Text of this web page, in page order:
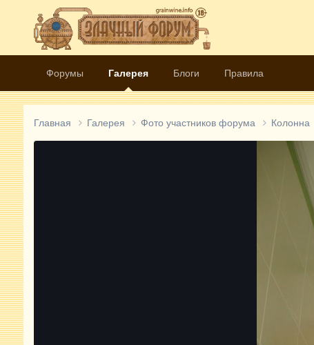
Форумы Галерея Блоги Правила
Главная Галерея Фото участников форума Колонна